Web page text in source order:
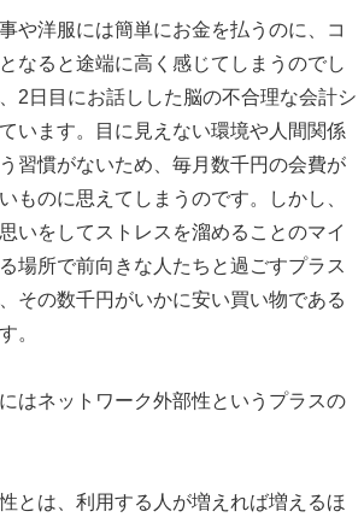
や洋服には簡単にお金を払うのに、コ
なると途端に高く感じてしまうのでし
2日目にお話しした脳の不合理な会計シ
います。目に見えない環境や人間関係
習慣がないため、毎月数千円の会費が
ものに思えてしまうのです。しかし、
いをしてストレスを溜めることのマイ
場所で前向きな人たちと過ごすプラス
その数千円がいかに安い買い物である
。
はネットワーク外部性というプラスの
とは、利用する人が増えれば増えるほ